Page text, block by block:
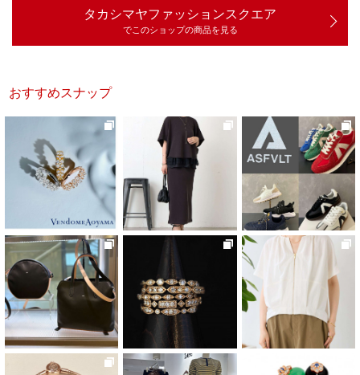
タカシマヤファッションスクエア
でこのショップの商品を見る
おすすめスナップ